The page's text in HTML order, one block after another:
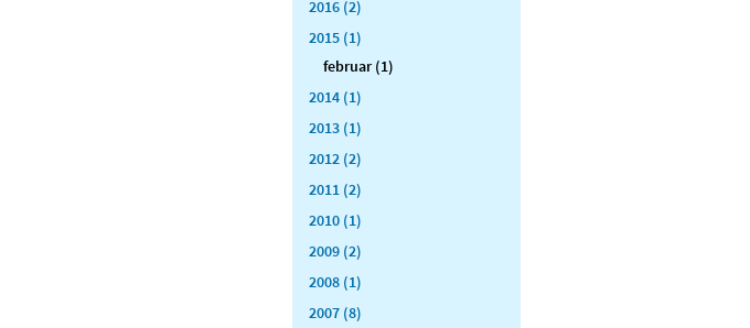
2016 (2)
2015 (1)
februar (1)
2014 (1)
2013 (1)
2012 (2)
2011 (2)
2010 (1)
2009 (2)
2008 (1)
2007 (8)